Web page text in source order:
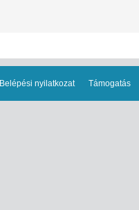
Belépési nyilatkozat Támogatás